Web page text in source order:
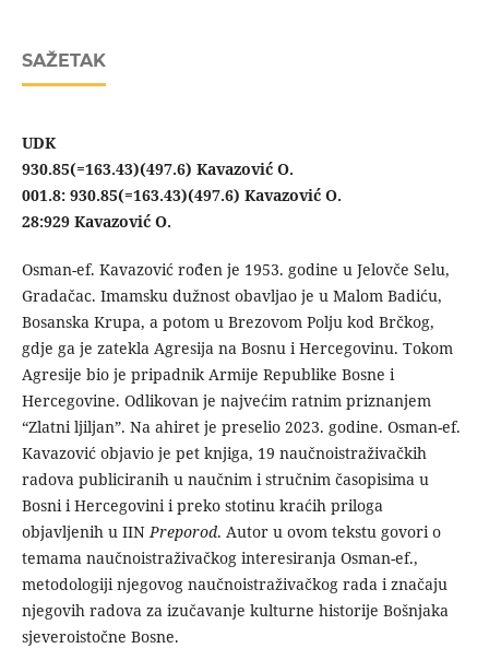
SAŽETAK
UDK
930.85(=163.43)(497.6) Kavazović O.
001.8: 930.85(=163.43)(497.6) Kavazović O.
28:929 Kavazović O.
Osman-ef. Kavazović rođen je 1953. godine u Jelovče Selu,
Gradačac. Imamsku dužnost obavljao je u Malom Badiću,
Bosanska Krupa, a potom u Brezovom Polju kod Brčkog,
gdje ga je zatekla Agresija na Bosnu i Hercegovinu. Tokom
Agresije bio je pripadnik Armije Republike Bosne i
Hercegovine. Odlikovan je najvećim ratnim priznanjem
“Zlatni ljiljanˮ. Na ahiret je preselio 2023. godine. Osman-ef.
Kavazović objavio je pet knjiga, 19 naučnoistraživačkih
radova publiciranih u naučnim i stručnim časopisima u
Bosni i Hercegovini i preko stotinu kraćih priloga
objavljenih u IINPreporod. Autor u ovom tekstu govori o
temama naučnoistraživačkog interesiranja Osman-ef.,
metodologiji njegovog naučnoistraživačkog rada i značaju
njegovih radova za izučavanje kulturne historije Bošnjaka
sjeveroistočne Bosne.